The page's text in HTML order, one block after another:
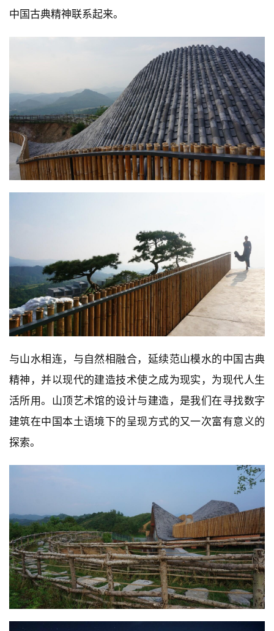
中国古典精神联系起来。
与山水相连，与自然相融合，延续范山模水的中国古典
精神，并以现代的建造技术使之成为现实，为现代人生
活所用。山顶艺术馆的设计与建造，是我们在寻找数字
建筑在中国本土语境下的呈现方式的又一次富有意义的
探索。